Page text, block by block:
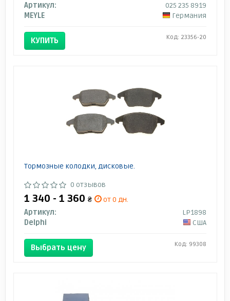
Артикул:
025 235 8919
MEYLE
Германия
КУПИТЬ Код: 23356-20
Тормозные колодки, дисковые.
0 отзывов
1 340 - 1 360 ₴
от 0 дн.
Артикул:
LP1898
Delphi
США
Выбрать цену Код: 99308